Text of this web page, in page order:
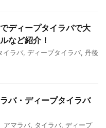
でディープタイラバで大
など紹介！
イラバ, ディープタイラバ, 丹後
バ・ディープタイラバ
アマラバ, タイラバ, ディープ